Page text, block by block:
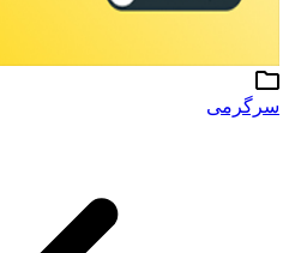
سرگرمی